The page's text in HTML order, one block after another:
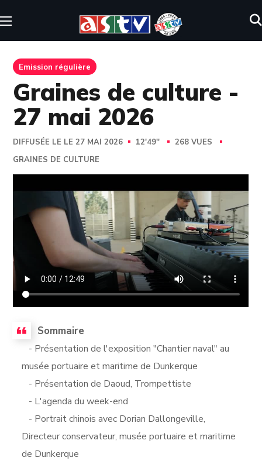
Emission régulière
Graines de culture -
27 mai 2026
DIFFUSÉE LE LE 27 MAI 2026 12'49''
268 VUES
GRAINES DE CULTURE
Sommaire
- Présentation de l'exposition "Chantier naval" au
musée portuaire et maritime de Dunkerque
- Présentation de Daoud, Trompettiste
- L'agenda du week-end
- Portrait chinois avec Dorian Dallongeville,
Directeur conservateur, musée portuaire et maritime
de Dunkerque